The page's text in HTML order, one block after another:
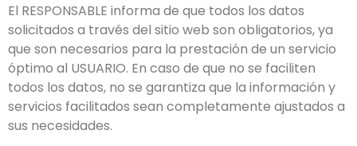
El RESPONSABLE informa de que todos los datos
solicitados a través del sitio web son obligatorios, ya
que son necesarios para la prestación de un servicio
óptimo al USUARIO. En caso de que no se faciliten
todos los datos, no se garantiza que la información y
servicios facilitados sean completamente ajustados a
sus necesidades.